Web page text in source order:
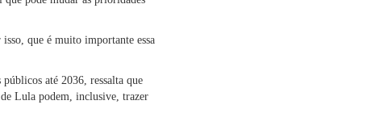
que é muito importante essa
até 2036, ressalta que
Lula podem, inclusive, trazer